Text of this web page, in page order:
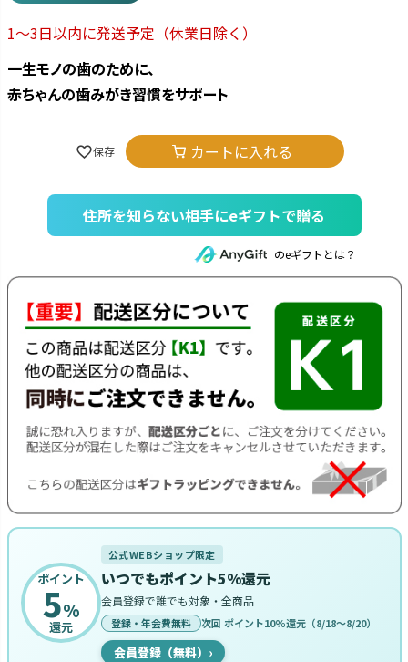
1～3日以内に発送予定 （休業日除く）
一生モノの歯のために、
赤ちゃんの歯みがき習慣をサポート
カートに入れる
住所を知らない相手にeギフトで贈る
のeギフトとは？
ポイント
5%
還元
公式WEBショップ限定
いつでもポイント5%還元
会員登録で誰でも対象・全商品
登録・年会費無料 次回 ポイント10%還元（8/18〜8/20）
会員登録（無料） ›